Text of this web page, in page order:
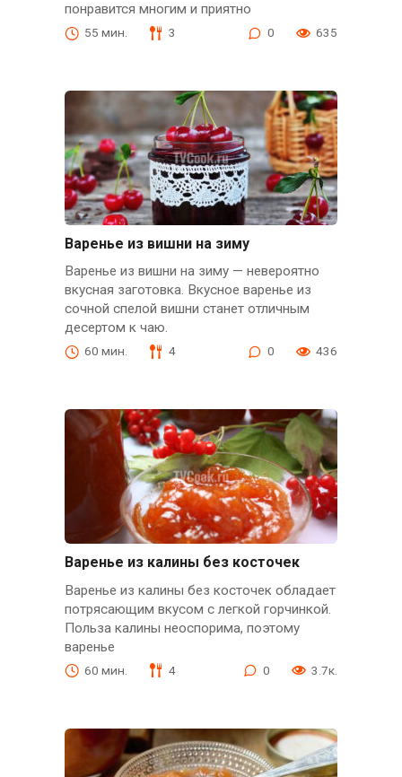
понравится многим и приятно
55 мин. 3 0 635
Варенье из вишни на зиму
Варенье из вишни на зиму — невероятно
вкусная заготовка. Вкусное варенье из
сочной спелой вишни станет отличным
десертом к чаю.
60 мин. 4 0 436
Варенье из калины без косточек
Варенье из калины без косточек обладает
потрясающим вкусом с легкой горчинкой.
Польза калины неоспорима, поэтому
варенье
60 мин. 4 0 3.7к.